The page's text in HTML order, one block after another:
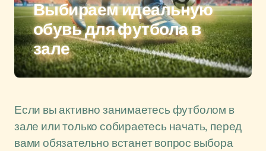
Выбираем идеальную
обувь для футбола в
зале
Если вы активно занимаетесь футболом в
зале или только собираетесь начать, перед
вами обязательно встанет вопрос выбора